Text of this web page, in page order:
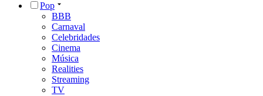
Pop
BBB
Carnaval
Celebridades
Cinema
Música
Realities
Streaming
TV